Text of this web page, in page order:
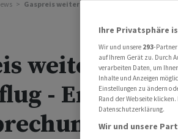
Gaspreis weiter im Höhenflug - Erneut
weiter im
- Erneut
bei
Ihre Privatsphäre
Wir und unsere 293-
auf Ihrem Gerät zu. Durch
verarbeiten Daten, um
Inhalte und Anzeigen
Einstellungen zu ändern
Rand der Webseite
Datenschutzerklärung.
Wir und unsere